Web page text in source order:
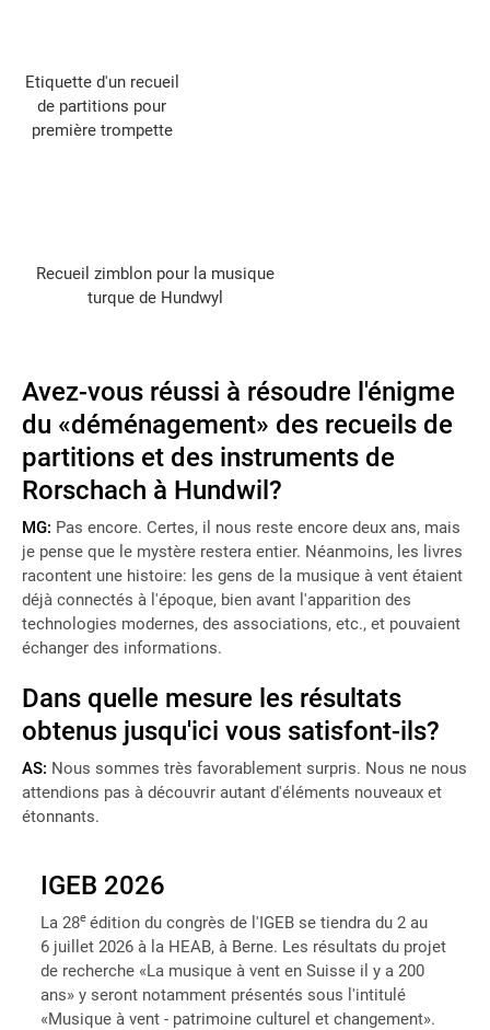
Etiquette d'un recueil
de partitions pour
première trompette
Recueil zimblon pour la musique
turque de Hundwyl
Avez-vous réussi à résoudre l'énigme
du «déménagement» des recueils de
partitions et des instruments de
Rorschach à Hundwil?
MG: Pas encore. Certes, il nous reste encore deux ans, mais
je pense que le mystère restera entier. Néanmoins, les livres
racontent une histoire: les gens de la musique à vent étaient
déjà connectés à l'époque, bien avant l'apparition des
technologies modernes, des associations, etc., et pouvaient
échanger des informations.
Dans quelle mesure les résultats
obtenus jusqu'ici vous satisfont-ils?
AS: Nous sommes très favorablement surpris. Nous ne nous
attendions pas à découvrir autant d'éléments nouveaux et
étonnants.
IGEB 2026
La 28e édition du congrès de l'IGEB se tiendra du 2 au
6 juillet 2026 à la HEAB, à Berne. Les résultats du projet
de recherche «La musique à vent en Suisse il y a 200
ans» y seront notamment présentés sous l'intitulé
«Musique à vent - patrimoine culturel et changement».